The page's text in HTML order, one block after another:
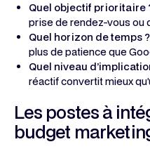
Quel objectif prioritaire
prise de rendez-vous ou
Quel horizon de temps ?
plus de patience que
Quel niveau
réactif convertit mieux
Les postes à
budget